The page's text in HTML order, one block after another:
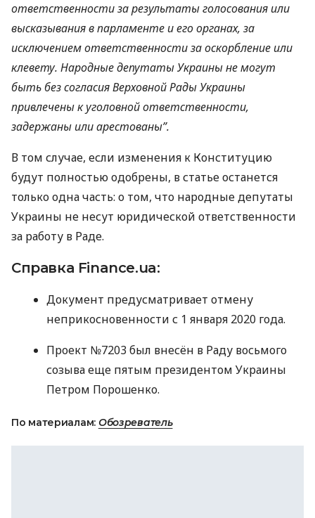
ответственности за результаты голосования или
высказывания в парламенте и его органах, за
исключением ответственности за оскорбление или
клевету. Народные депутаты Украины не могут
быть без согласия Верховной Рады Украины
привлечены к уголовной ответственности,
задержаны или арестованы”.
В том случае, если изменения к Конституцию
будут полностью одобрены, в статье останется
только одна часть: о том, что народные депутаты
Украины не несут юридической ответственности
за работу в Раде.
Справка Finance.ua:
Документ предусматривает отмену
неприкосновенности с 1 января 2020 года.
Проект №7203 был внесён в Раду восьмого
созыва еще пятым президентом Украины
Петром Порошенко.
По материалам: Обозреватель